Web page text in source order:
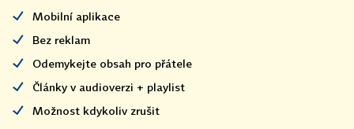
Mobilní aplikace
Bez reklam
Odemykejte obsah pro přátele
Články v audioverzi + playlist
Možnost kdykoliv zrušit